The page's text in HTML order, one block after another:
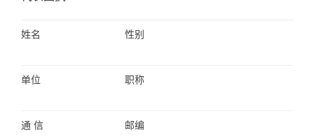
姓名 性别
单位 职称
通信
邮编